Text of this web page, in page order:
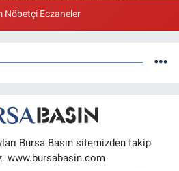
Tarifi Al
NO:4(BAŞARAN SAĞLIK OCAĞI YANI)
Nöbetçi Eczaneler
Bursa Basın sitemizden takip
www.bursabasin.com